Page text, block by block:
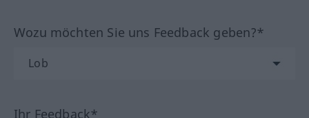
Wozu möchten Sie uns Feedback geben?*
Ihr Feedback*